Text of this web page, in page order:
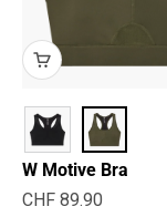
W Motive Bra
Prix de vente
CHF 89.90